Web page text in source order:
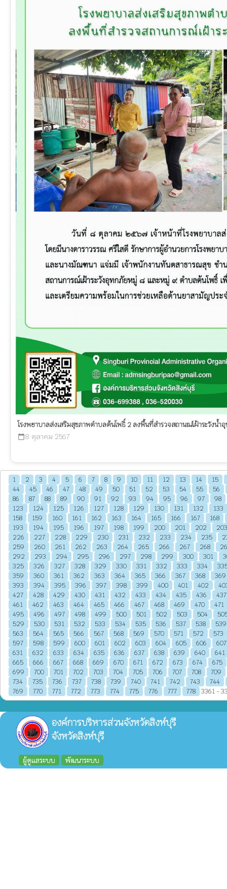
โรงพยาบาลส่งเสริมสุขภาพตำบลต้นโพธิ์ 2 ลงพื้นที่สำรวจสถานณ์เฝ้าระวังน้ำ
calendar_today 8 ตุลาคม 2567
1 2 3 4 5 6 7 8 9 10 11 12 13 14
15
44
45 46 47 48 49 50 51 52 53 54 55
56
86
87 88 89 90 91 92 93 94 95 96 97
98
123
124 125 126 127 128 129 130 131 132
133
158
159 160 161 162 163 164 165 166 167
168
193
194 195 196 197 198 199 200 201 202
203
226
227 228 229 230 231 232 233 234 235
259
260 261 262 263 264 265 266 267 268
292
293 294 295 296 297 298 299 300 301
325
326 327 328 329 330 331 332 333 334
359
360 361 362 363 364 365 366 367 368
369
393
394 395 396 397 398 399 400 401 402
427
428 429 430 431 432 433 434 435 436
437
461
462 463 464 465 466 467 468 469 470
471
495
496 497 498 499 500 501 502 503 504
529
530 531 532 533 534 535 536 537 538
539
563
564 565 566 567 568 569 570 571 572
573
597
598 599 600 601 602 603 604 605 606
607
631
632 633 634 635 636 637 638 639 640
641
665
666 667 668 669 670 671 672 673 674
675
699
700 701 702 703 704 705 706 707 708
709
734
735 736 737 738 739 740 741 742 743
744
769
770 771 772 773 774 775 776 777 778 3361 -
องค์การบริหารส่วนจังหวัดสิงห์บุรี
จังหวัดสิงห์บุรี
ผู้ดูแลระบบ พัฒนาระบบ